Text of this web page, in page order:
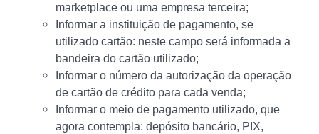
marketplace ou uma empresa terceira;
Informar a instituição de pagamento, se
utilizado cartão: neste campo será informada a
bandeira do cartão utilizado;
Informar o número da autorização da operação
de cartão de crédito para cada venda;
Informar o meio de pagamento utilizado, que
agora contempla: depósito bancário, PIX,